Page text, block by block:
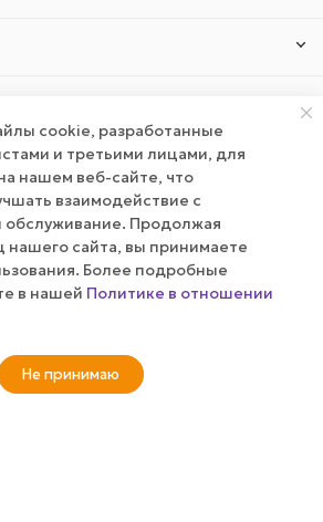
(800) 100-37-51
info@wizardgum.ru
125493, г. Москва, ул.
д. 3, 4 этаж, офис
cookie, разработанные
и третьими лицами, для
нашем веб-сайте, что
взаимодействие с
обслуживание. Продолжая
нашего сайта, вы принимаете
Более подробные
в нашей Политике в отношении
Не принимаю